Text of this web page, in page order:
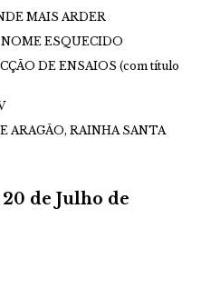
MAIS ARDER
ESQUECIDO
DE ENSAIOS (com título
ARAGÃO, RAINHA SANTA
de Julho de